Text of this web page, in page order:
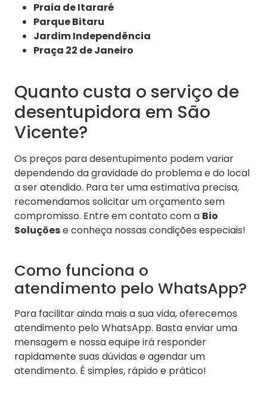
Praia de Itararé
Parque Bitaru
Jardim Independência
Praça 22 de Janeiro
Quanto custa o serviço de
desentupidora em São
Vicente?
Os preços para desentupimento podem variar
dependendo da gravidade do problema e do local
a ser atendido. Para ter uma estimativa precisa,
recomendamos solicitar um orçamento sem
compromisso. Entre em contato com a Bio
Soluçõese conheça nossas condições especiais!
Como funciona o
atendimento pelo WhatsApp?
Para facilitar ainda mais a sua vida, oferecemos
atendimento pelo WhatsApp. Basta enviar uma
mensagem e nossa equipe irá responder
rapidamente suas dúvidas e agendar um
atendimento. É simples, rápido e prático!